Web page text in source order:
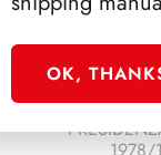
OK,